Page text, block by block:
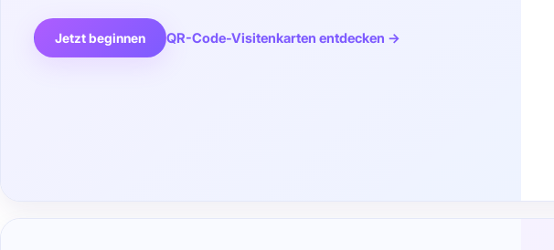
Jetzt beginnen QR-Code-Visitenkarten entdecken →